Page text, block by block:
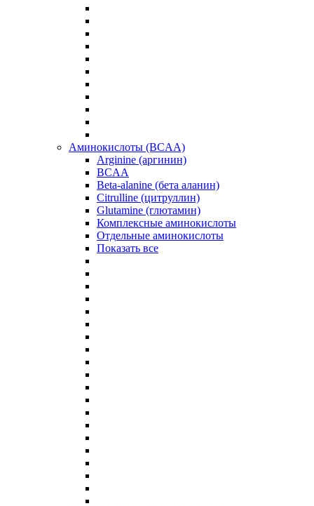
Аминокислоты (BCAA)
Arginine (аргинин)
BCAA
Beta-alanine (бета аланин)
Citrulline (цитруллин)
Glutamine (глютамин)
Комплексные аминокислоты
Отдельные аминокислоты
Показать все